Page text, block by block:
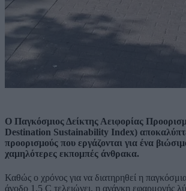
Ο Παγκόσμιος Δείκτης Αειφορίας
Destination Sustainability Index)
προορισμούς που εργάζονται για ένα
χαμηλότερες εκπομπές άνθρακα.
Καθώς ο χρόνος για να διατηρηθεί η
άνοδο 1,5 C τελειώνει, η ανάγκη εφαρμογής